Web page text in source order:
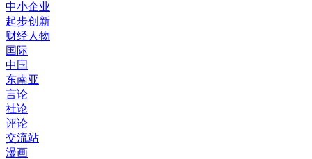
中小企业
起步创新
财经人物
国际
中国
东南亚
言论
社论
评论
交流站
漫画